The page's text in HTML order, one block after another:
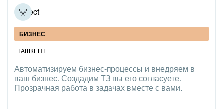
Медицина и фармацевтика
Металлургия
Мода, одежда, аксессуары, стиль
Нефть, газ
Broject
БИЗНЕС
ТАШКЕНТ
Автоматизируем бизнес-процессы и внедряем в
ваш бизнес. Создадим ТЗ вы его согласуете.
Прозрачная работа в задачах вместе с вами.